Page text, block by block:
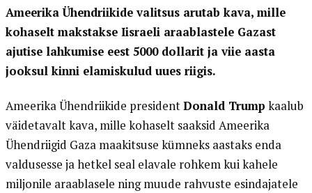
Ameerika Ühendriikide valitsus arutab kava, mille
kohaselt makstakse Iisraeli araablastele Gazast
ajutise lahkumise eest 5000 dollarit ja viie aasta
jooksul kinni elamiskulud uues riigis.
Ameerika Ühendriikide presidentDonald Trump kaalub
väidetavalt kava, mille kohaselt saaksid Ameerika
Ühendriigid Gaza maakitsuse kümneks aastaks enda
valdusesse ja hetkel seal elavale rohkem kui kahele
miljonile araablasele ning muude rahvuste esindajatele